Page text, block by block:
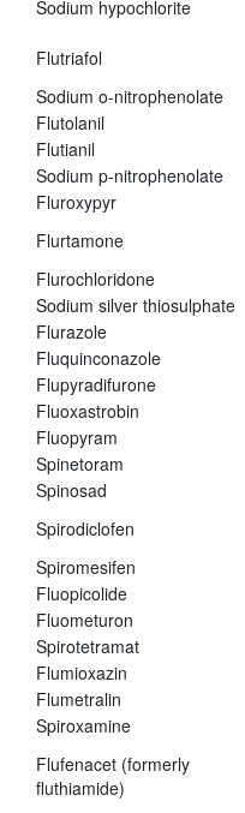
Sodium hypochlorite
Flutriafol
Sodium o-nitrophenolate
Flutolanil
Flutianil
Sodium p-nitrophenolate
Fluroxypyr
Flurtamone
Flurochloridone
Sodium silver thiosulphate
Flurazole
Fluquinconazole
Flupyradifurone
Fluoxastrobin
Fluopyram
Spinetoram
Spinosad
Spirodiclofen
Spiromesifen
Fluopicolide
Fluometuron
Spirotetramat
Flumioxazin
Flumetralin
Spiroxamine
Flufenacet (formerly
fluthiamide)